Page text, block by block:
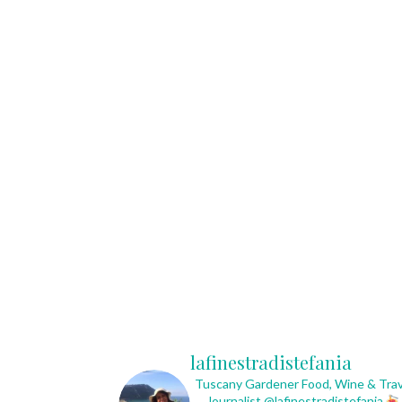
lafinestradistefania
Tuscany GardenerFood, Wine &